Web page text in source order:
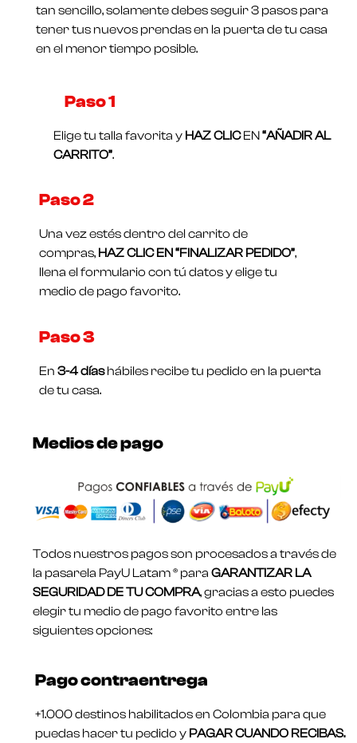
5
tan sencillo, solamente debes seguir 3 pasos para
tener tus nuevos prendas en la puerta de tu casa
en el menor tiempo posible.
Paso 1​
Elige tu talla favorita y HAZ CLICEN“AÑADIR AL
CARRITO”.
Paso 2
Una vez estés dentro del carrito de
compras, HAZ CLIC EN “FINALIZAR PEDIDO”,
llena el formulario con tú datos y elige tu
medio de pago favorito.
Paso 3
En3-4 díashábiles recibe tu pedido en la puerta
de tu casa.
Medios de pago
Todos nuestros pagos son procesados a través de
la pasarela PayU Latam ® para GARANTIZAR LA
SEGURIDAD DE TU COMPRA, gracias a esto puedes
elegir tu medio de pago favorito entre las
siguientes opciones:
Pago contraentrega
+1.000 destinos habilitados en Colombia para que
puedas hacer tu pedido y PAGAR CUANDO RECIBAS.